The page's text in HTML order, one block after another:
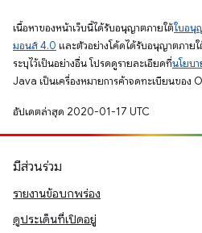
เนื้อหาของหน้าเว็บนี้ได้รับอนุญาตภายใต้ใบอนุ
มอนส์ 4.0 และตัวอย่างโค้ดได้รับอนุญาตภายใ
ระบุไว้เป็นอย่างอื่น โปรดดูรายละเอียดที่นโยบ
Java เป็นเครื่องหมายการค้าจดทะเบียนของ
อัปเดตล่าสุด 2020-01-17 UTC
มีส่วนร่วม
รายงานข้อบกพร่อง
ดูประเด็นที่เปิดอยู่